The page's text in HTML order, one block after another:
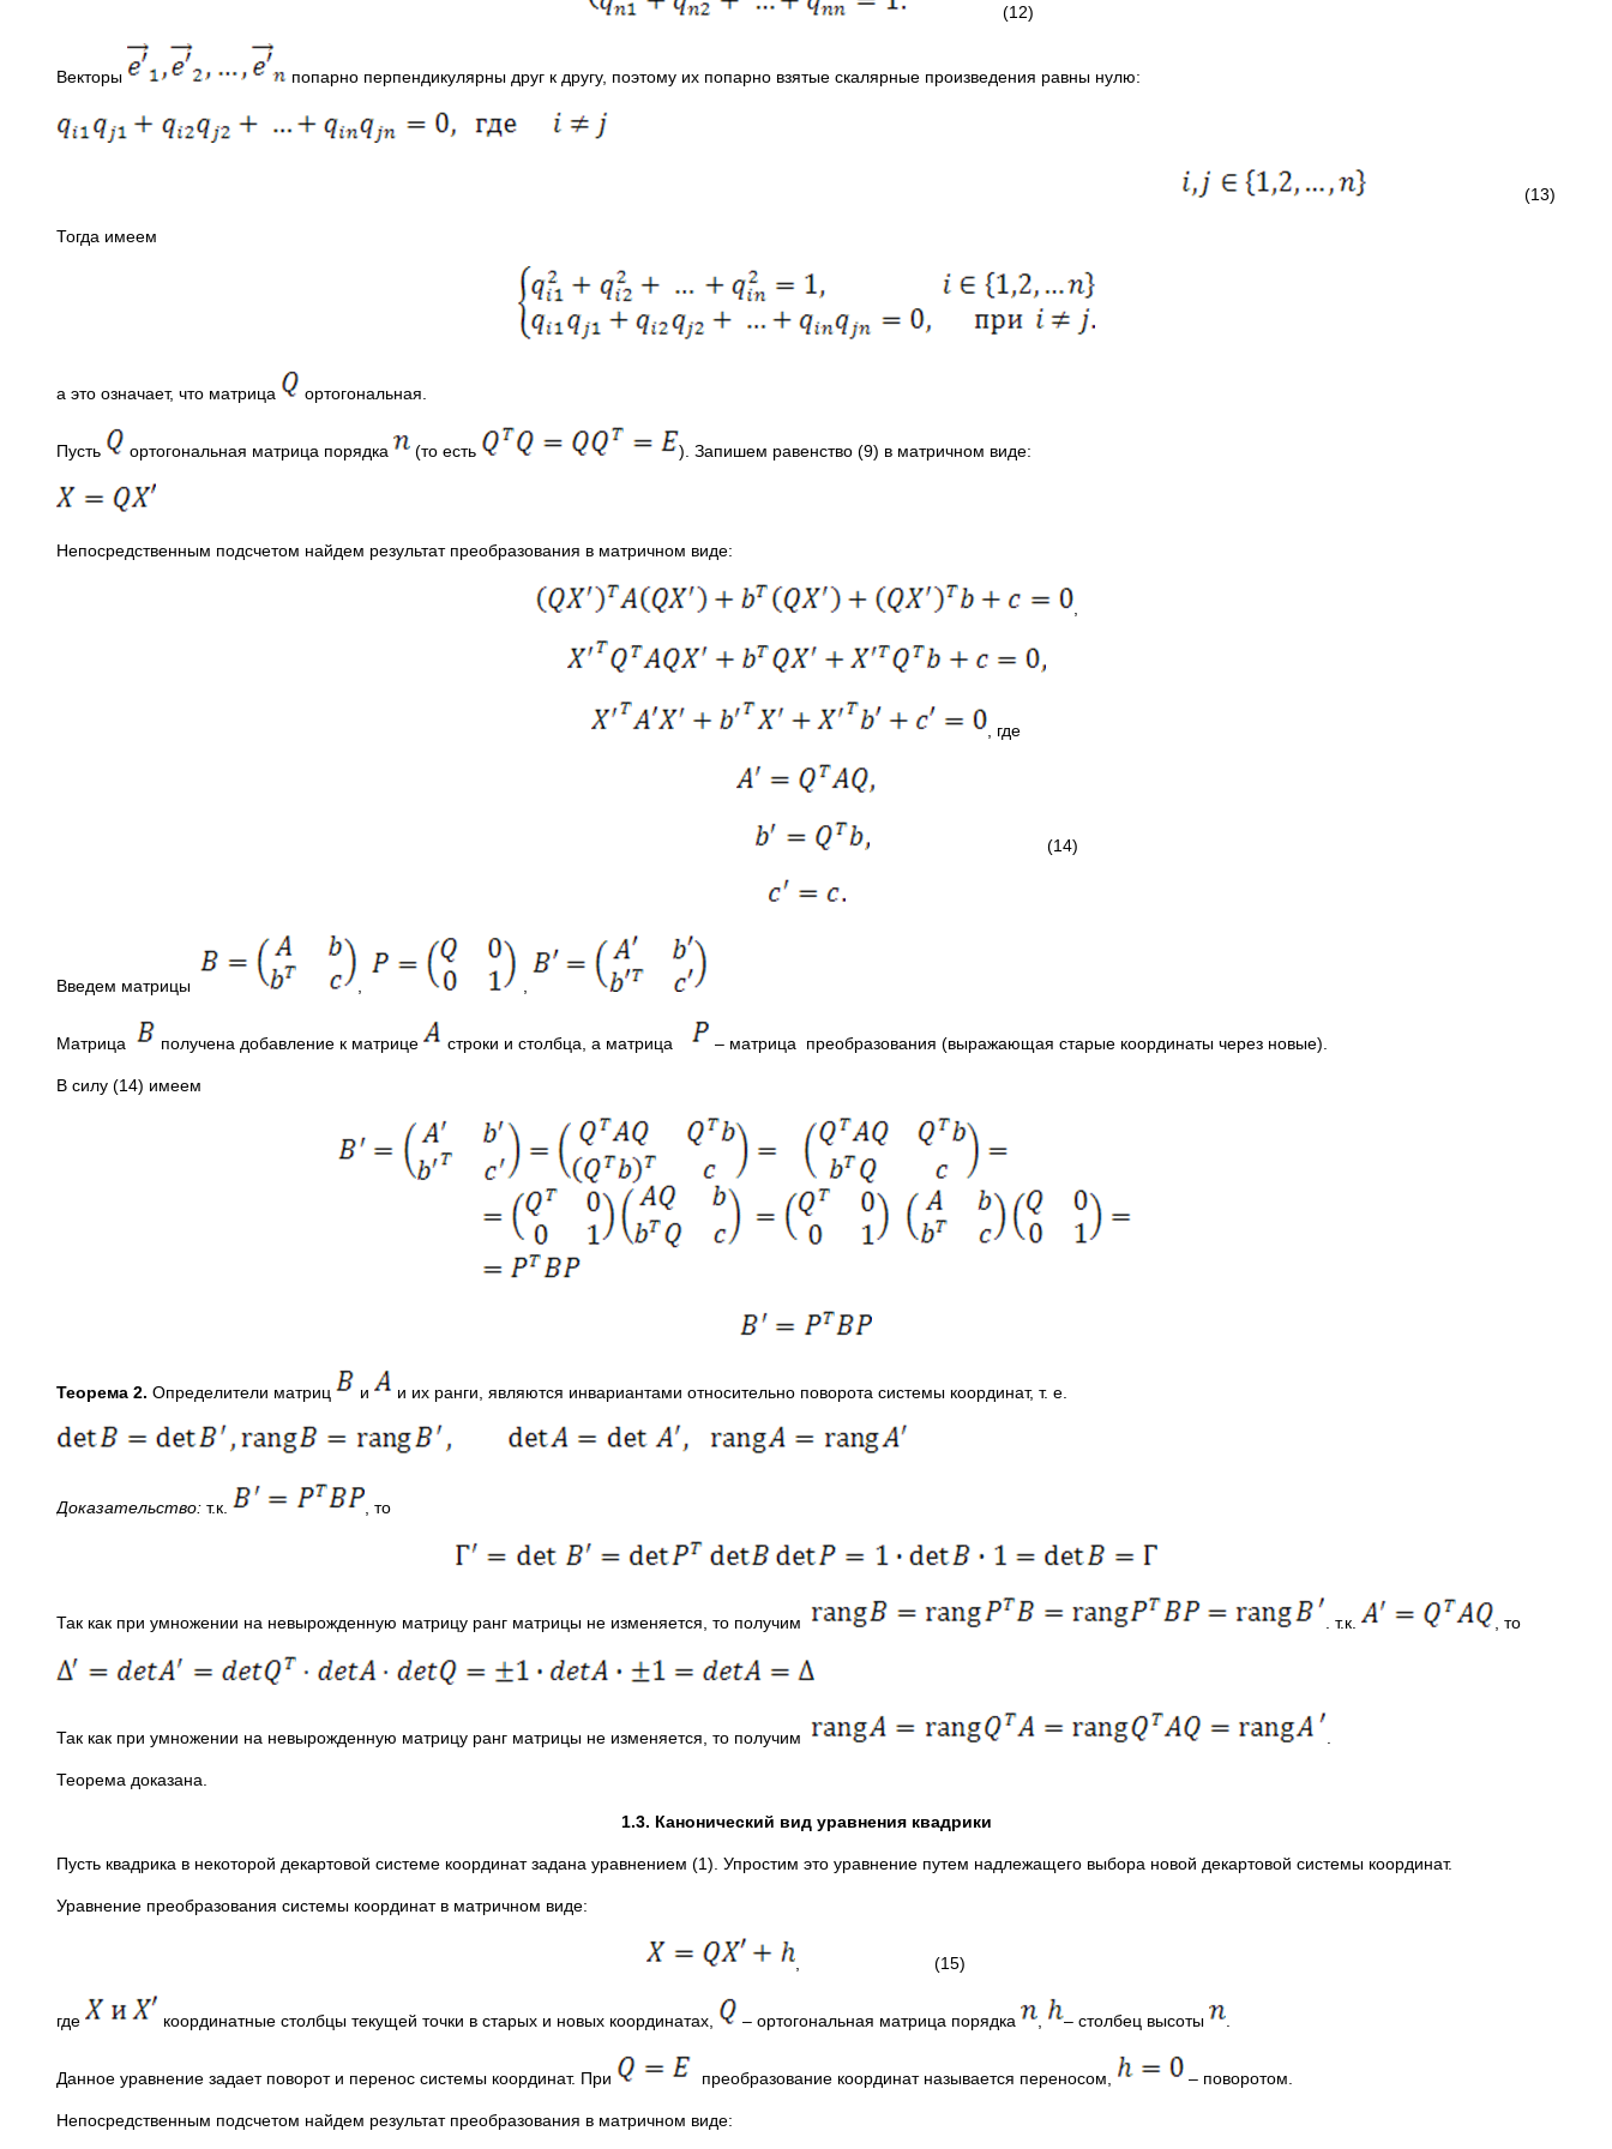
(12)
Векторы попарно перпендикулярны друг к другу, поэтому их попарно взятые скалярные произведения равны нулю:
(13)
Тогда имеем
а это означает, что матрица ортогональная.
Пусть ортогональная матрица порядка (то есть ). Запишем равенство (9) в матричном виде:
Непосредственным подсчетом найдем результат преобразования в матричном виде:
,
, где
(14)
Введем матрицы
Матрица получена добавление к матрице строки и столбца, а матрица – матрица преобразования (выражающая старые координаты через новые).
В силу (14) имеем
Теорема 2. Определители матриц и и их ранги, являются инвариантами относительно поворота системы координат, т. е.
Доказательство: т.к. , то
Так как при умножении на невырожденную матрицу ранг матрицы не изменяется, то получим . т.к. , то
Так как при умножении на невырожденную матрицу ранг матрицы не изменяется, то получим
Теорема доказана.
1.3. Канонический вид уравнения квадрики
Пусть квадрика в некоторой декартовой системе координат задана уравнением (1). Упростим это уравнение путем надлежащего выбора новой декартовой системы координат.
Уравнение преобразования системы координат в матричном виде:
, (15)
где координатные столбцы текущей точки в старых и новых координатах, – ортогональная матрица порядка – столбец высоты
Данное уравнение задает поворот и перенос системы координат. При преобразование координат называется переносом, – поворотом.
Непосредственным подсчетом найдем результат преобразования в матричном виде: